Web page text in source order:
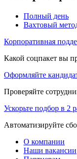
Полный день
Вахтовый
Корпоративная
Какой соцпакет вы
Оформляйте
Проверяйте
Ускорьте подбор в 2
Автоматизируйте
О компании
Наши вакансии